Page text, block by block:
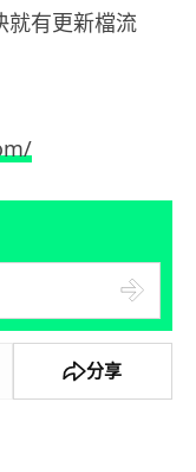
就有更新檔流
分享